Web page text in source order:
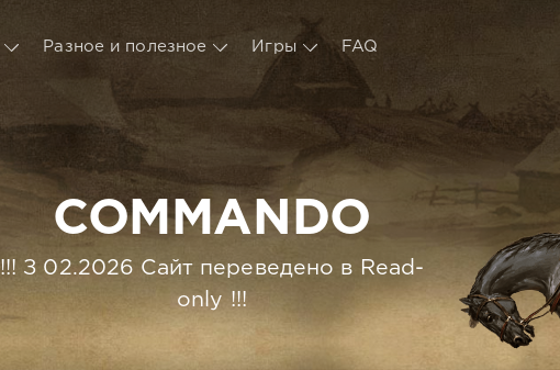
Разное и полезное Игры FAQ
COMMANDO
!!! З 02.2026 Сайт переведено в Read-
only !!!